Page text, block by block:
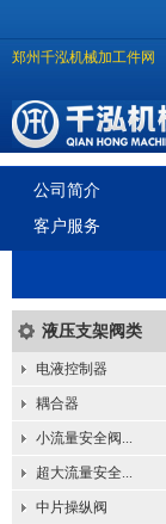
郑州千泓机械加工件网
公司简介
客户服务
液压支架阀类
电液控制器
耦合器
小流量安全阀...
超大流量安全...
中片操纵阀